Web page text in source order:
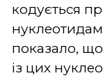
кодується
показало,
із цих